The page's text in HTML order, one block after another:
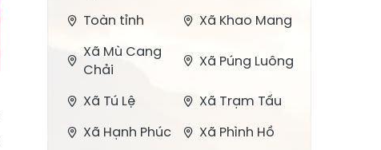
Toàn tỉnh
Xã Khao Mang
Xã Mù Cang
Chải
Xã Púng Luông
Xã Tú Lệ
Xã Trạm Tấu
Xã Hạnh Phúc
Xã Phình Hồ